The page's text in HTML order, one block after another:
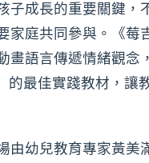
子成長的重要關鍵，
家庭共同參與。《莓
畫語言傳遞情緒觀念
的最佳實踐教材，讓
由幼兒教育專家黃美